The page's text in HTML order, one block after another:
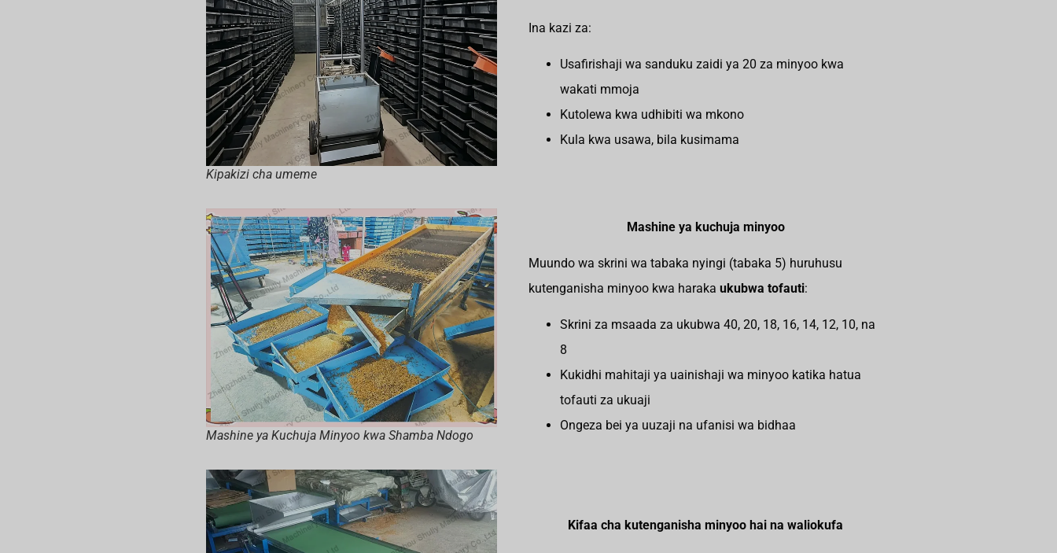
Kipakizi cha umeme
Ina kazi za:
Usafirishaji wa sanduku zaidi ya 20 za minyoo kwa
wakati mmoja
Kutolewa kwa udhibiti wa mkono
Kula kwa usawa, bila kusimama
Mashine ya Kuchuja Minyoo kwa Shamba Ndogo
Mashine ya kuchuja minyoo
Muundo wa skrini wa tabaka nyingi (tabaka 5) huruhusu
kutenganisha minyoo kwa haraka ukubwa tofauti:
Skrini za msaada za ukubwa 40, 20, 18, 16, 14, 12, 10, na
8
Kukidhi mahitaji ya uainishaji wa minyoo katika hatua
tofauti za ukuaji
Ongeza bei ya uuzaji na ufanisi wa bidhaa
Kifaa cha kutenganisha minyoo hai na waliokufa